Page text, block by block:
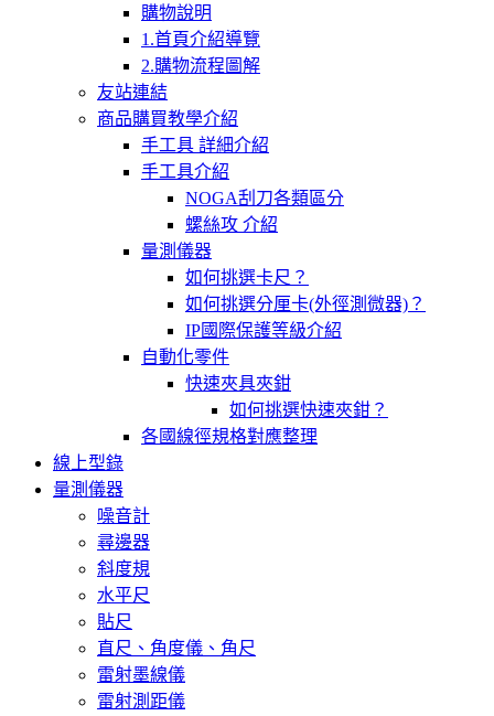
購物說明
1.首頁介紹導覽
2.購物流程圖解
友站連結
商品購買教學介紹
手工具 詳細介紹
手工具介紹
NOGA刮刀各類區分
螺絲攻 介紹
量測儀器
如何挑選卡尺？
如何挑選分厘卡(外徑測微器)？
IP國際保護等級介紹
自動化零件
快速夾具夾鉗
如何挑選快速夾鉗？
各國線徑規格對應整理
線上型錄
量測儀器
噪音計
尋邊器
斜度規
水平尺
貼尺
直尺、角度儀、角尺
雷射墨線儀
雷射測距儀